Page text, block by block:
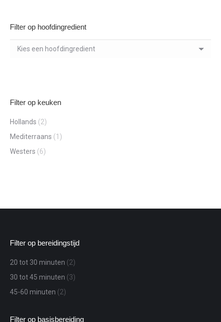
Filter op hoofdingredient
Filter op keuken
Hollands (2)
Mediterraans (1)
Westers (6)
Filter op bereidingstijd
20 tot 30 minuten (2)
30 tot 45 minuten (3)
45-60 minuten (2)
Filter op basisbereiding